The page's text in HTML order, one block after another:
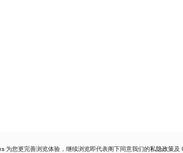
为您更完善浏览体验，继续浏览即代表阁下同意我们的私隐政策及